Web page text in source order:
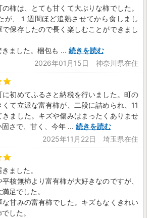
柿は、とても甘くて大ぶりな柿でした。
が、１週間ほど追熟させてから食しまし
で保存したので長く楽しむことができまし
ました。梱包も ... 続きを読む
2026年01月15日 神奈川県在住
初めてふるさと納税を行いました。町の
て立派な富有柿が、二段に詰められ、11
きました。キズや傷みはまったくありませ
さで、甘く、今年 ... 続きを読む
2025年11月22日 埼玉県在住
ました。
核無柿より富有柿が大好きなのですが、
足でした。
な甘みの富有柿でした。キズもなくきれい
した。